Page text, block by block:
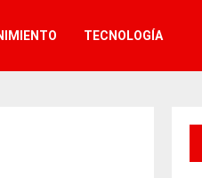
TECNOLOGÍA